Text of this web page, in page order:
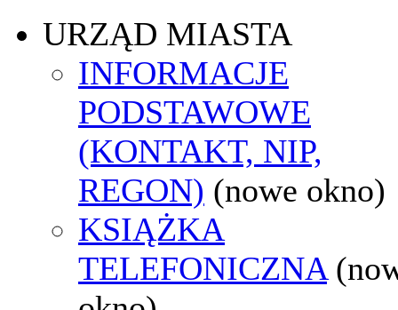
URZĄD MIASTA
INFORMACJE
PODSTAWOWE
(KONTAKT, NIP,
REGON) (nowe okno)
KSIĄŻKA
TELEFONICZNA